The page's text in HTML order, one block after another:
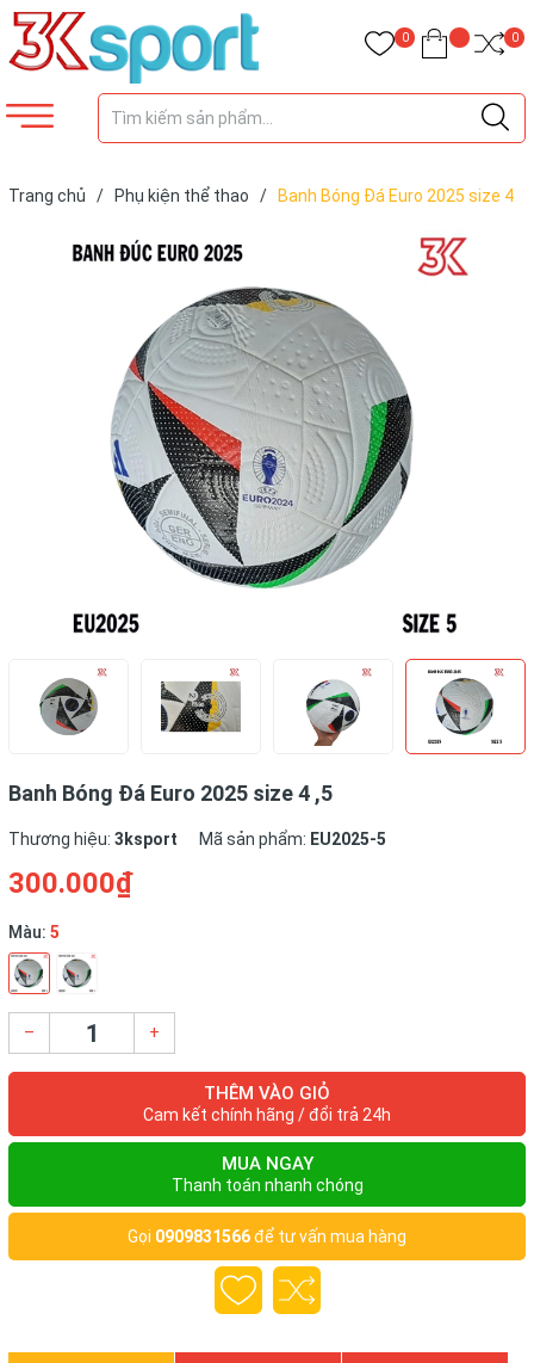
0 0
Trang chủ / Phụ kiện thể thao /
Banh Bóng Đá Euro 2025 size 4
Banh Bóng Đá Euro 2025 size 4 ,5
Thương hiệu: 3ksport Mã sản phẩm: EU2025-5
300.000₫
Màu: 5
– +
THÊM VÀO GIỎ
Cam kết chính hãng / đổi trả 24h
MUA NGAY
Thanh toán nhanh chóng
Gọi 0909831566để tư vấn mua hàng